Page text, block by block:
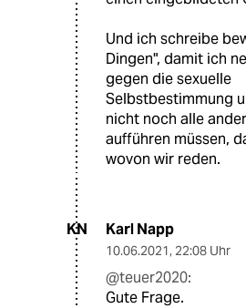
Und ich schreibe
Dingen", damit ich
gegen die sexuelle
Selbstbestimmung
nicht noch alle
aufführen müssen,
wovon wir reden.
KN Karl Napp
10.06.2021, 22:08 Uhr
@teuer2020:
Gute Frage.